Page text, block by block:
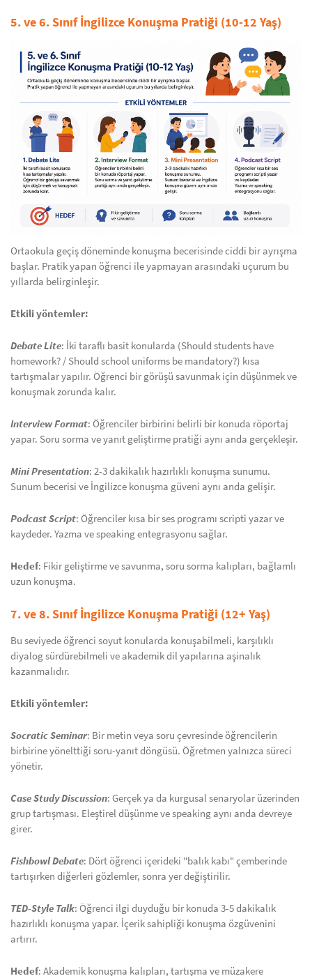
5. ve 6. Sınıf İngilizce Konuşma Pratiği (10-12 Yaş)
Ortaokula geçiş döneminde konuşma becerisinde ciddi bir ayrışma
başlar. Pratik yapan öğrenci ile yapmayan arasındaki uçurum bu
yıllarda belirginleşir.
Etkili yöntemler:
Debate Lite: İki taraflı basit konularda (Should students have
homework? / Should school uniforms be mandatory?) kısa
tartışmalar yapılır. Öğrenci bir görüşü savunmak için düşünmek ve
konuşmak zorunda kalır.
Interview Format: Öğrenciler birbirini belirli bir konuda röportaj
yapar. Soru sorma ve yanıt geliştirme pratiği aynı anda gerçekleşir.
Mini Presentation: 2-3 dakikalık hazırlıklı konuşma sunumu.
Sunum becerisi ve İngilizce konuşma güveni aynı anda gelişir.
Podcast Script: Öğrenciler kısa bir ses programı scripti yazar ve
kaydeder. Yazma ve speaking entegrasyonu sağlar.
Hedef: Fikir geliştirme ve savunma, soru sorma kalıpları, bağlamlı
uzun konuşma.
7. ve 8. Sınıf İngilizce Konuşma Pratiği (12+ Yaş)
Bu seviyede öğrenci soyut konularda konuşabilmeli, karşılıklı
diyalog sürdürebilmeli ve akademik dil yapılarına aşinalık
kazanmalıdır.
Etkili yöntemler:
Socratic Seminar: Bir metin veya soru çevresinde öğrencilerin
birbirine yönelttiği soru-yanıt döngüsü. Öğretmen yalnızca süreci
yönetir.
Case Study Discussion: Gerçek ya da kurgusal senaryolar üzerinden
grup tartışması. Eleştirel düşünme ve speaking aynı anda devreye
girer.
Fishbowl Debate: Dört öğrenci içerideki "balık kabı" çemberinde
tartışırken diğerleri gözlemler, sonra yer değiştirilir.
TED-Style Talk: Öğrenci ilgi duyduğu bir konuda 3-5 dakikalık
hazırlıklı konuşma yapar. İçerik sahipliği konuşma özgüvenini
artırır.
Hedef: Akademik konuşma kalıpları, tartışma ve müzakere